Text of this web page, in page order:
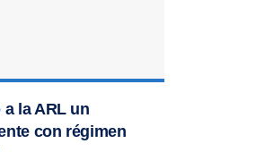
la ARL un
con régimen